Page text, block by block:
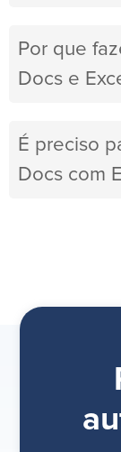
Por que
Docs e
É preciso
Docs com